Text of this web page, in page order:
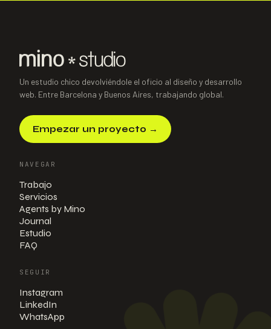
Un estudio chico devolviéndole el oficio al diseño y desarrollo
web. Entre Barcelona y Buenos Aires, trabajando global.
Empezar un proyecto →
NAVEGAR
Trabajo
Servicios
Agents by Mino
Journal
Estudio
FAQ
SEGUIR
Instagram
LinkedIn
WhatsApp